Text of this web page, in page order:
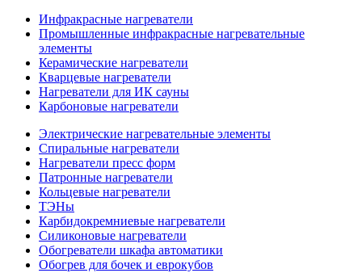
Инфракрасные нагреватели
Промышленные инфракрасные нагревательные
элементы
Керамические нагреватели
Кварцевые нагреватели
Нагреватели для ИК сауны
Карбоновые нагреватели
Электрические нагревательные элементы
Спиральные нагреватели
Нагреватели пресс форм
Патронные нагреватели
Кольцевые нагреватели
ТЭНы
Карбидокремниевые нагреватели
Силиконовые нагреватели
Обогреватели шкафа автоматики
Обогрев для бочек и еврокубов